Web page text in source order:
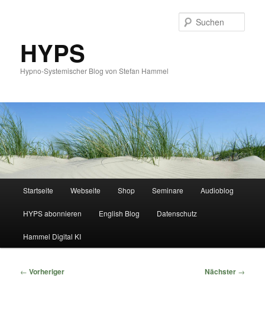
HYPS
Hypno-Systemischer Blog von Stefan Hammel
Zum
primären
Inhalt
springen
Zum
sekundären
Inhalt
springen
Startseite Webseite Shop Seminare Audioblog
HYPS abonnieren English Blog Datenschutz
Hammel Digital KI
Beitragsnavigation
← Vorheriger Nächster →